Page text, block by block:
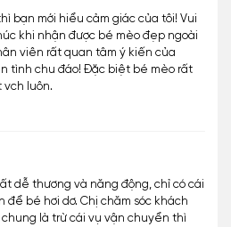
bạn mới hiểu cảm giác của tôi! Vui
khi nhận được bé mèo đẹp ngoài
viên rất quan tâm ý kiến của
tình chu đáo! Đặc biệt bé mèo rất
vch luôn.
dễ thương và năng động, chỉ có cái
bé hơi dơ. Chị chăm sóc khách
là trừ cái vụ vận chuyển thì